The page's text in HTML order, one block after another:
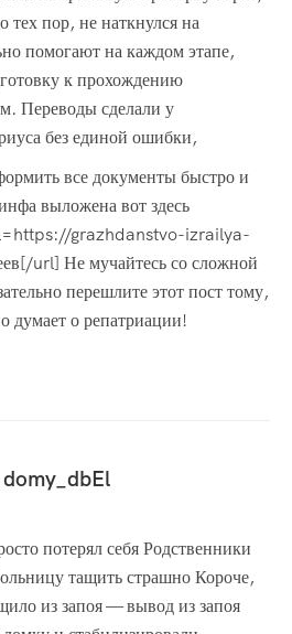
тех пор, не наткнулся на
помогают на каждом этапе,
к прохождению
Переводы сделали у
без единой ошибки,
все документы быстро и
выложена вот здесь
grazhdanstvo-izrailya-
url] Не мучайтесь со сложной
перешлите этот пост тому,
думает о репатриации!
потерял себя Родственники
тащить страшно Короче,
из запоя — вывод из запоя